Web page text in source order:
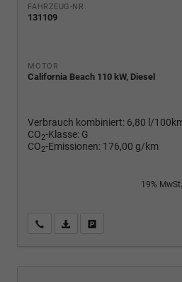
FAHRZEUG-NR.
131109
MOTOR
California Beach 110 kW, Diesel
Verbrauch kombiniert: 6,80 l/
CO2-Klasse: G
CO2-Emissionen: 176,00 g/km
19%
Wir rufen Sie anPDF-Fahrzeugexposé drucken